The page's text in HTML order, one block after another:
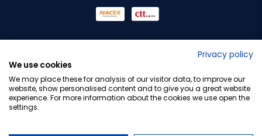
Privacy policy
We use cookies
We may place these for analysis of our visitor data, to improve our
website, show personalised content and to give you a great website
experience. For more information about the cookies we use open the
settings.